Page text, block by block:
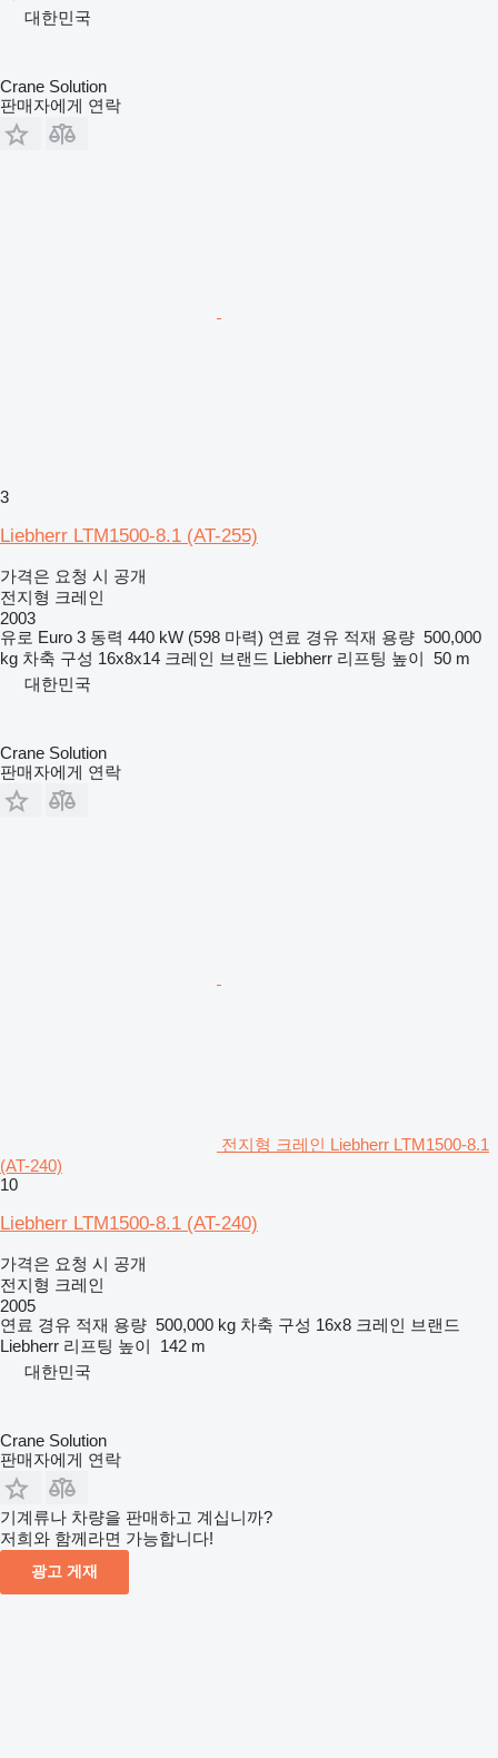
대한민국
Crane Solution
판매자에게 연락
3
Liebherr LTM1500-8.1 (AT-255)
가격은 요청 시 공개
전지형 크레인
2003
유로 Euro 3 동력 440 kW (598 마력) 연료 경유 적재 용량 500,000
kg 차축 구성 16x8x14 크레인 브랜드 Liebherr 리프팅 높이 50 m
대한민국
Crane Solution
판매자에게 연락
전지형 크레인 Liebherr LTM1500-8.1
(AT-240)
10
Liebherr LTM1500-8.1 (AT-240)
가격은 요청 시 공개
전지형 크레인
2005
연료 경유 적재 용량 500,000 kg 차축 구성 16x8 크레인 브랜드
Liebherr 리프팅 높이
142 m
대한민국
Crane Solution
판매자에게 연락
기계류나 차량을 판매하고 계십니까?
저희와 함께라면 가능합니다!
광고 게재